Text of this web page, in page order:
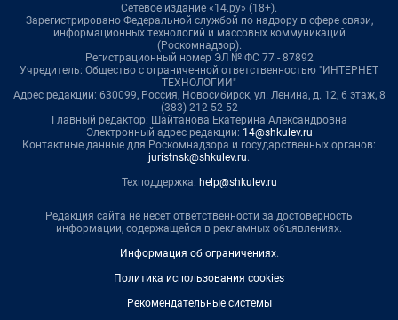
Сетевое издание «14.ру» (18+).
Зарегистрировано Федеральной службой по надзору в сфере связи,
информационных технологий и массовых коммуникаций
(Роскомнадзор).
Регистрационный номер ЭЛ № ФС 77 - 87892
Учредитель: Общество с ограниченной ответственностью "ИНТЕРНЕТ
ТЕХНОЛОГИИ"
Адрес редакции: 630099, Россия, Новосибирск, ул. Ленина, д. 12, 6 этаж, 8
(383) 212-52-52
Главный редактор: Шайтанова Екатерина Александровна
Электронный адрес редакции: 14@shkulev.ru
Контактные данные для Роскомнадзора и государственных органов:
juristnsk@shkulev.ru.
Техподдержка: help@shkulev.ru
Редакция сайта не несет ответственности за достоверность
информации, содержащейся в рекламных объявлениях.
Информация об ограничениях.
Политика использования cookies
Рекомендательные системы